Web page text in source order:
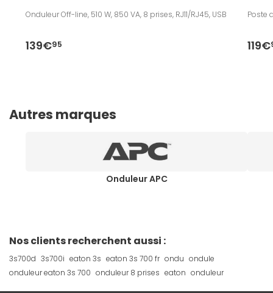
Onduleur Off-line, 510 W, 850 VA, 8 prises, RJ11/RJ45, USB
139€95
Poste
119€
Autres marques
Onduleur APC
Nos clients recherchent aussi :
3s700d 3s700i eaton 3s eaton 3s 700 fr ondu ondule
onduleur eaton 3s 700 onduleur 8 prises eaton onduleur